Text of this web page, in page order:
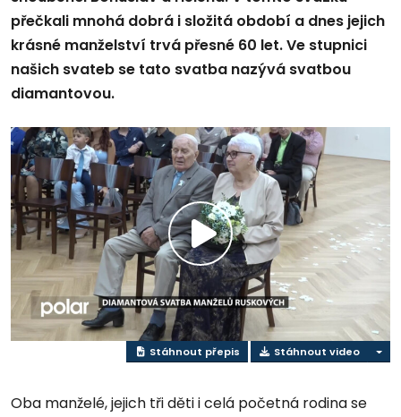
přečkali mnohá dobrá i složitá období a dnes jejich
krásné manželství trvá přesné 60 let. Ve stupnici
našich svateb se tato svatba nazývá svatbou
diamantovou.
Přehrát
video
Stáhnout přepis Stáhnout video
Oba manželé, jejich tři děti i celá početná rodina se